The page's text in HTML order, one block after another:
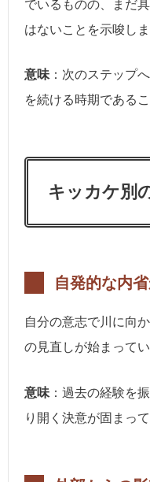
でいるものの、まだ
はないことを示唆しま
意味 ：次のステップ
を続ける時期である
キッカケ別
自発的な内
自分の意志で川に向
の見直しが始まって
意味 ：過去の経験を
り開く決意が固まっ